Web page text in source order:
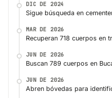
DIC DE 2024
Sigue búsqueda en
MAR DE 2026
Recuperan 718 cuerpos en
JUN DE 2026
Buscan 789 cuerpos en
JUN DE 2026
Abren bóvedas para